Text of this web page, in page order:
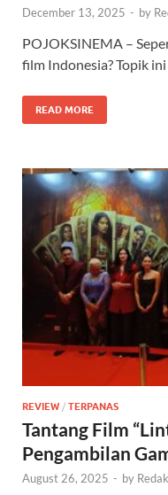
December 13, 2025 - by
POJOKSINEMA –
film Indonesia? Topik
READ MORE
REVIEW / TERPANAS
Tantang Film
Pengambilan
August 26, 2025 - by